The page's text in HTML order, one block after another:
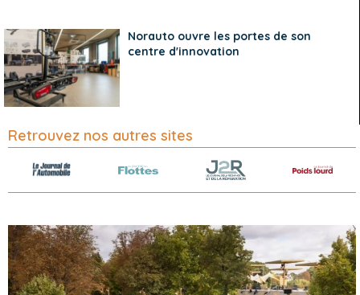
Norauto ouvre les portes de son
centre d'innovation
Retrouvez nos autres sites